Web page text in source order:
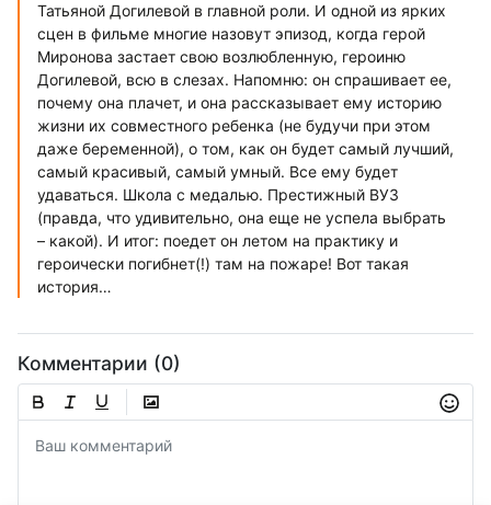
Татьяной Догилевой в главной роли. И одной из ярких
сцен в фильме многие назовут эпизод, когда герой
Миронова застает свою возлюбленную, героиню
Догилевой, всю в слезах. Напомню: он спрашивает ее,
почему она плачет, и она рассказывает ему историю
жизни их совместного ребенка (не будучи при этом
даже беременной), о том, как он будет самый лучший,
самый красивый, самый умный. Все ему будет
удаваться. Школа с медалью. Престижный ВУЗ
(правда, что удивительно, она еще не успела выбрать
– какой). И итог: поедет он летом на практику и
героически погибнет(!) там на пожаре! Вот такая
история…
Комментарии (0)